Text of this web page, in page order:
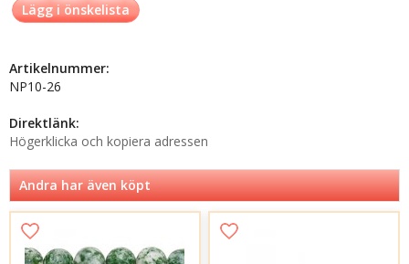
Lägg i önskelista
Artikelnummer:
NP10-26
Direktlänk:
Högerklicka och kopiera adressen
Andra har även köpt